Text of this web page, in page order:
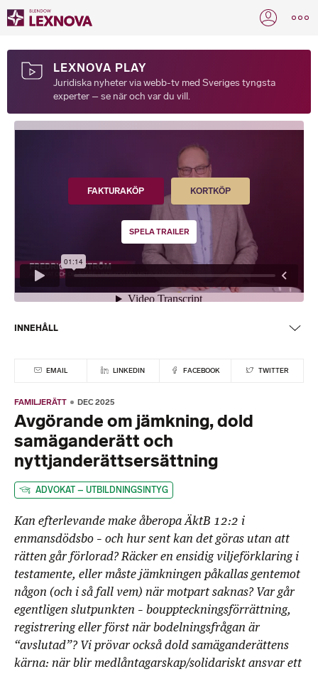
LEXNOVA PLAY
Juridiska nyheter via webb-tv med Sveriges tyngsta
experter – se när och var du vill.
FAKTURAKÖP KORTKÖP
SPELA TRAILER
INNEHÅLL
EMAIL LINKEDIN FACEBOOK TWITTER
FAMILJERÄTT DEC 2025
Avgörande om jämkning, dold
samäganderätt och
nyttjanderättsersättning
ADVOKAT – UTBILDNINGSINTYG
Kan efterlevande make åberopa ÄktB 12:2 i
enmansdödsbo – och hur sent kan det göras utan att
rätten går förlorad? Räcker en ensidig viljeförklaring i
testamente, eller måste jämkningen påkallas gentemot
någon (och i så fall vem) när motpart saknas? Var går
egentligen slutpunkten – bouppteckningsförrättning,
registrering eller först när bodelningsfrågan är
“avslutad”? Vi prövar också dold samäganderättens
kärna: när blir medlåntagarskap/solidariskt ansvar ett